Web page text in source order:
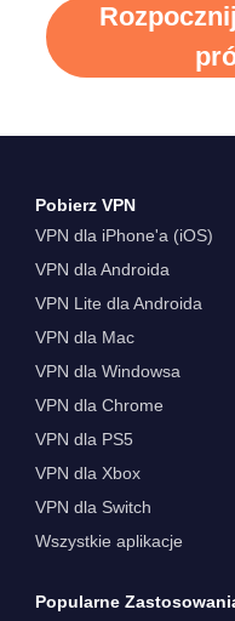
Pobierz VPN
VPN dla iPhone'a (iOS)
VPN dla Androida
VPN Lite dla Androida
VPN dla Mac
VPN dla Windowsa
VPN dla Chrome
VPN dla PS5
VPN dla Xbox
VPN dla Switch
Wszystkie aplikacje
Popularne